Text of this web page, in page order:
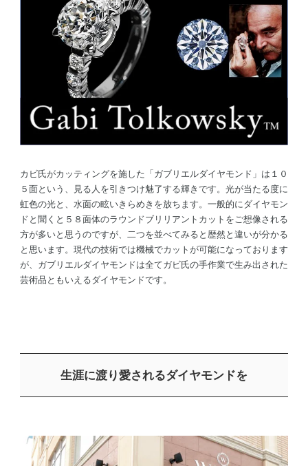
カビ氏がカッティングを施した「ガブリエルダイヤモンド」は１０
５面という、見る人を引きつけ魅了する輝きです。光が当たる度に
虹色の光と、水面の眩いきらめきを放ちます。一般的にダイヤモン
ドと聞くと５８面体のラウンドブリリアントカットをご想像される
方が多いと思うのですが、二つを並べてみると歴然と違いが分かる
と思います。現代の技術では機械でカットが可能になっております
が、ガブリエルダイヤモンドは全てガビ氏の手作業で生み出された
芸術品ともいえるダイヤモンドです。
生涯に渡り愛されるダイヤモンドを